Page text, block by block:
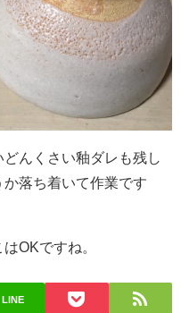
んくさい釉ダレも残し
落ち着いて作業です
OKですね。
LINE